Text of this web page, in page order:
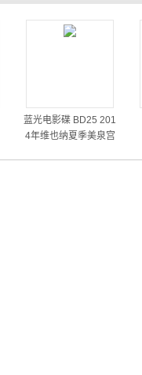
蓝光电影碟 BD25 201
4年维也纳夏季美泉宫